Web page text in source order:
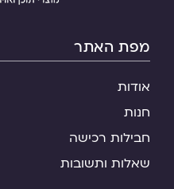
מפת האתר
אודות
חנות
חבילות רכישה
שאלות ותשובות